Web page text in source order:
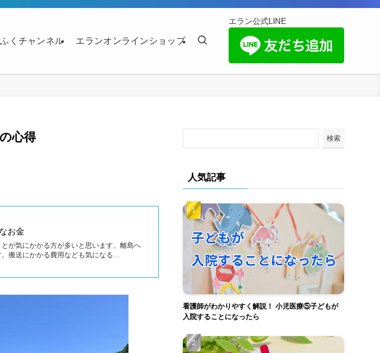
くチャンネル エランオンラインショップ
エラン公式LINE
心得
お金
が気にかかる方が多いと思います。離島へ
搬送にかかる費用なども気になる…
検索
人気記事
看護師がわかりやすく解説！ 小児医療⑤子どもが
入院することになったら